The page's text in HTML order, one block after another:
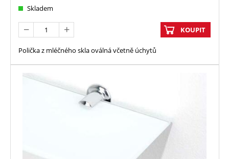
Skladem
KOUPIT
Polička z mléčného skla oválná včetně úchytů